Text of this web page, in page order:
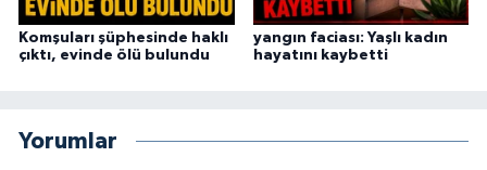
Komşuları şüphesinde haklı
çıktı, evinde ölü bulundu
yangın faciası: Yaşlı kadın
hayatını kaybetti
Yorumlar